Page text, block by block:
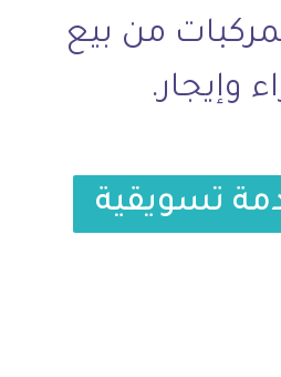
من بيع
وإيجار.
تسويقية